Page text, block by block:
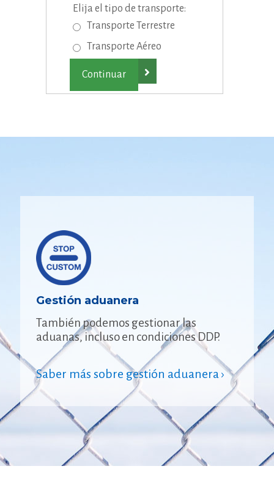
Elija el tipo de transporte:
Transporte Terrestre
Transporte Aéreo

Gestión aduanera
También podemos gestionar las
aduanas, incluso en condiciones DDP.
Saber más sobre gestión aduanera ›